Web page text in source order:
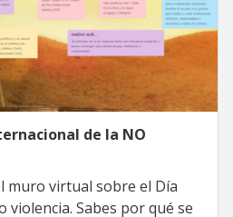
de la NO
muro virtual sobre el Día
violencia. Sabes por qué se